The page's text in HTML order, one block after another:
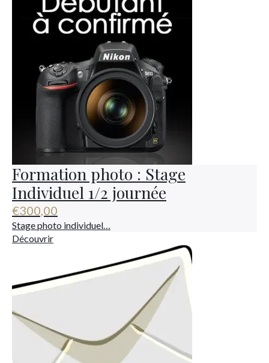
Formation photo : Stage
Individuel 1/2 journée
€300,00
Stage photo individuel…
Découvrir